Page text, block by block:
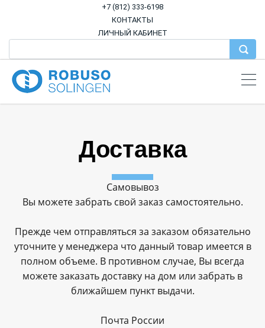
+7 (812) 333-6198
КОНТАКТЫ
ЛИЧНЫЙ КАБИНЕТ
Доставка
Самовывоз
Вы можете забрать свой заказ самостоятельно.
Прежде чем отправляться за заказом обязательно
уточните у менеджера что данный товар имеется в
полном объеме. В противном случае, Вы всегда
можете заказать доставку на дом или забрать в
ближайшем пункт выдачи.
Почта России